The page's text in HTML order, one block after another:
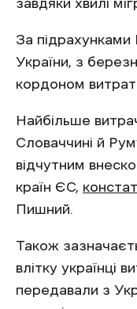
завдяки хвилі
За підрахунками
України, з
кордоном
Найбільше
Словаччині й
відчутним
країн ЄС,
Пишний.
Також
влітку українці
передавали з